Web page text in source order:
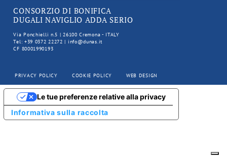
CONSORZIO DI BONIFICA
DUGALI NAVIGLIO ADDA SERIO
Via Ponchielli n.5 | 26100 Cremona - ITALY
Tel: +39 0372 22272 | info@dunas.it
CF 80001990193
PRIVACY POLICY COOKIE POLICY WEB DESIGN
Informativa sulla raccolta
Le tue preferenze relative alla privacy